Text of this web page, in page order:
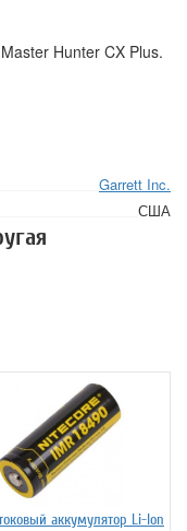
Hunter CX Plus.
Garrett Inc.
США
аккумулятор Li-Ion